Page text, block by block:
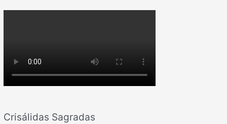
Crisálidas Sagradas